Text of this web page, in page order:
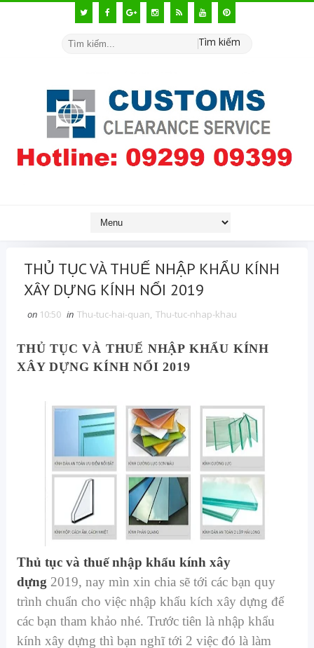
Tìm kiếm
THỦ TỤC VÀ THUẾ NHẬP KHẨU KÍNH
XÂY DỰNG KÍNH NỔI 2019
on 10:50 in Thu-tuc-hai-quan, Thu-tuc-nhap-khau
THỦ TỤC VÀ THUẾ NHẬP KHẨU KÍNH
XÂY DỰNG KÍNH NỔI 2019
Thủ tục và thuế nhập khẩu kính xây
dựng 2019, nay mìn xin chia sẽ tới các bạn quy
trình chuẩn cho việc nhập khẩu kích xây dựng để
các bạn tham khảo nhé. Trước tiên là nhập khẩu
kính xây dựng thì bạn nghĩ tới 2 việc đó là làm